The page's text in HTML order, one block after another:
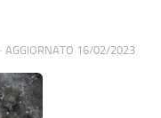
· AGGIORNATO 16/02/2023